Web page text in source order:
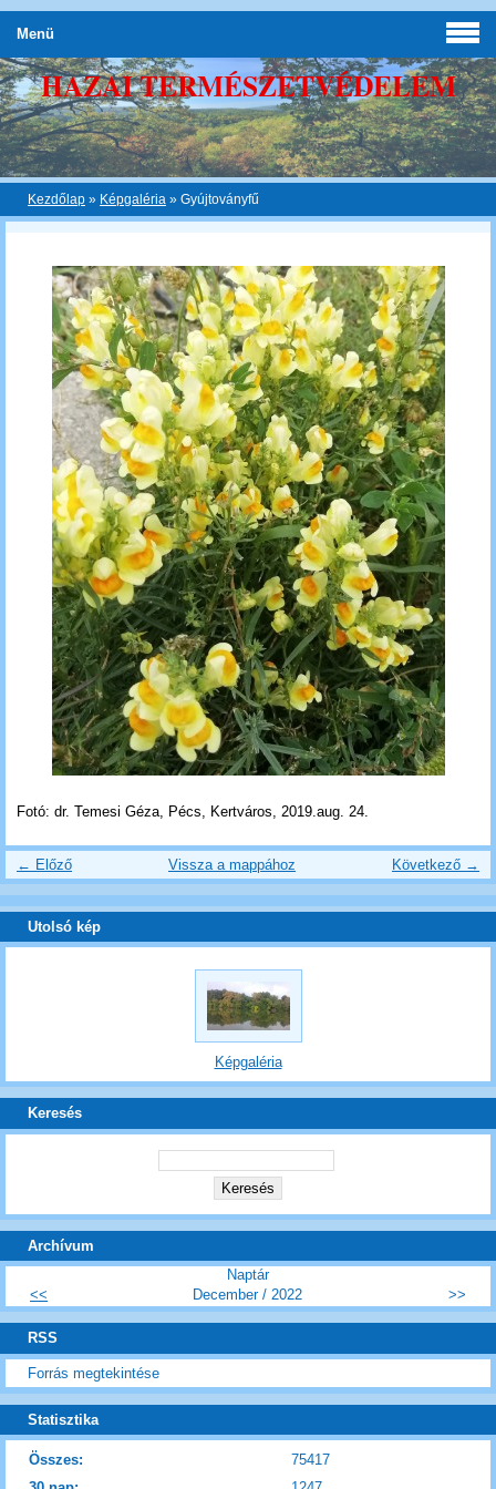
HAZAI TERMÉSZETVÉDELEM
Kezdőlap » Képgaléria » Gyújtoványfű
Fotó: dr. Temesi Géza, Pécs, Kertváros, 2019.aug. 24.
← Előző Következő →
Vissza a mappához
Menü
Utolsó kép
Képgaléria
Keresés
Archívum
Naptár
<<
December / 2022 >>
RSS
Forrás megtekintése
Statisztika
Összes:
75417